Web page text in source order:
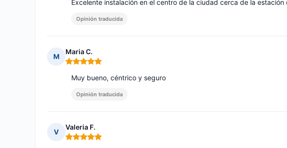
Excelente instalación en el centro de la ciudad cerca de la
Opinión traducida
M
Maria C.
Nota: 5 de 5
Muy bueno, céntrico y seguro
Opinión traducida
V
Valeria F.
Nota: 5 de 5